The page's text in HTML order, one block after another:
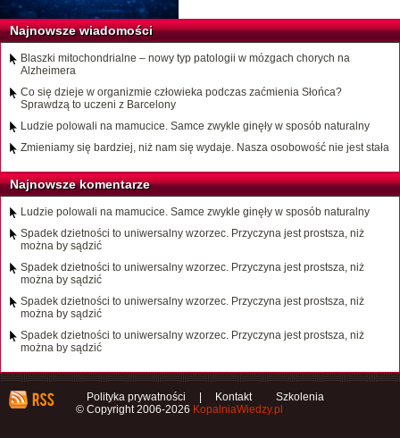
Najnowsze wiadomości
Blaszki mitochondrialne – nowy typ patologii w mózgach chorych na
Alzheimera
Co się dzieje w organizmie człowieka podczas zaćmienia Słońca?
Sprawdzą to uczeni z Barcelony
Ludzie polowali na mamucice. Samce zwykle ginęły w sposób naturalny
Zmieniamy się bardziej, niż nam się wydaje. Nasza osobowość nie jest stała
Najnowsze komentarze
Ludzie polowali na mamucice. Samce zwykle ginęły w sposób naturalny
Spadek dzietności to uniwersalny wzorzec. Przyczyna jest prostsza, niż
można by sądzić
Spadek dzietności to uniwersalny wzorzec. Przyczyna jest prostsza, niż
można by sądzić
Spadek dzietności to uniwersalny wzorzec. Przyczyna jest prostsza, niż
można by sądzić
Spadek dzietności to uniwersalny wzorzec. Przyczyna jest prostsza, niż
można by sądzić
Polityka prywatności Kontakt
Szkolenia
© Copyright 2006-2026 KopalniaWiedzy.pl